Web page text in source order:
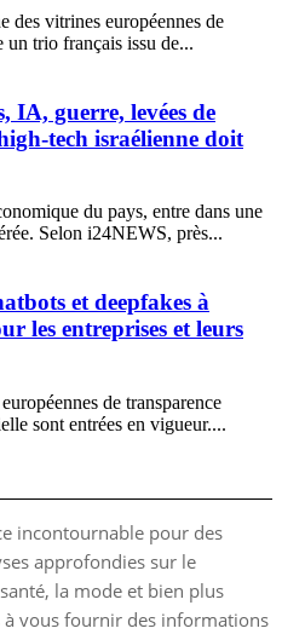
des vitrines européennes de
trio français issu de...
IA, guerre, levées de
tech israélienne doit
du pays, entre dans une
Selon i24NEWS, près...
et deepfakes à
les entreprises et leurs
de transparence
sont entrées en vigueur....
incontournable pour des
approfondies sur le
la mode et bien plus
à vous fournir des informations